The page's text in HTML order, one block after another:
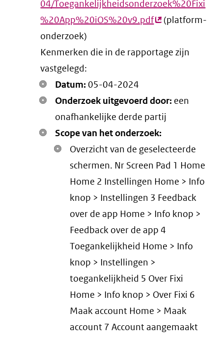
04/Toegankelijkheidsonderzoek%20Fixi
%20App%20iOS%20v9.pdf(externe
(platform-
onderzoek)
Kenmerken die in de rapportage zijn
vastgelegd:
Datum: 05-04-2024
Onderzoek uitgevoerd door: een
onafhankelijke derde partij
Scope van het onderzoek:
Overzicht van de geselecteerde
schermen. Nr Screen Pad 1 Home
Home 2 Instellingen Home > Info
knop > Instellingen 3 Feedback
over de app Home > Info knop >
Feedback over de app 4
Toegankelijkheid Home > Info
knop > Instellingen >
toegankelijkheid 5 Over Fixi
Home > Info knop > Over Fixi 6
Maak account Home > Maak
account 7 Account aangemaakt